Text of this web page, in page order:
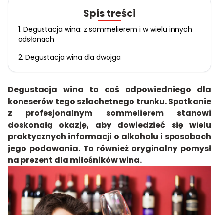
Spis treści
1. Degustacja wina: z sommelierem i w wielu innych
odsłonach
2. Degustacja wina dla dwojga
Degustacja wina to coś odpowiedniego dla
koneserów tego szlachetnego trunku. Spotkanie
z profesjonalnym sommelierem stanowi
doskonałą okazję, aby dowiedzieć się wielu
praktycznych informacji o alkoholu i sposobach
jego podawania. To również oryginalny pomysł
na prezent dla miłośników wina.